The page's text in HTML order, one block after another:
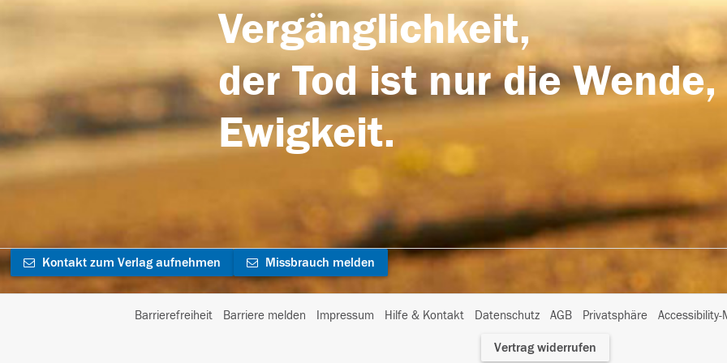
Vergänglichkeit,
der Tod ist nur die
Ewigkeit.
Kontakt zum Verlag aufnehmen Missbrauch melden
Barrierefreiheit Barriere melden Impressum Hilfe & Kontakt Datenschutz AGB Privatsphäre
I
Vertrag widerrufen